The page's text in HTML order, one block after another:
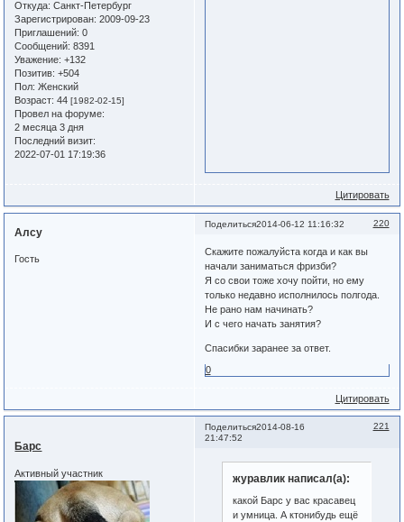
Откуда: Санкт-Петербург
Зарегистрирован: 2009-09-23
Приглашений: 0
Сообщений: 8391
Уважение: +132
Позитив: +504
Пол: Женский
Возраст: 44[1982-02-15]
Провел на форуме:
2 месяца 3 дня
Последний визит:
2022-07-01 17:19:36
Цитировать
Поделиться 220
2014-06-12 11:16:32
Алсу
Гость
Скажите пожалуйста когда и как вы
начали заниматься фризби?
Я со свои тоже хочу пойти, но ему
только недавно исполнилось полгода.
Не рано нам начинать?
И с чего начать занятия?
Спасибки заранее за ответ.
0
Цитировать
Поделиться 221
2014-08-16
21:47:52
Барс
Активный участник журавлик написал(а):
какой Барс у вас красавец
и умница. А ктонибудь ещё